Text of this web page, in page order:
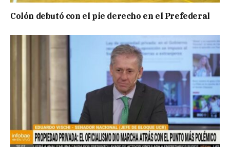
Colón debutó con el pie derecho en el Prefederal